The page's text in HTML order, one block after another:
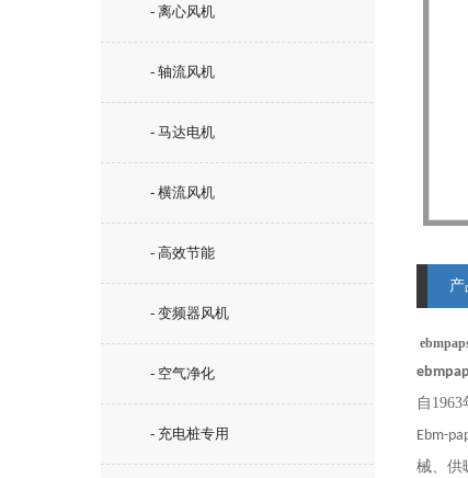
- 离心风机
- 轴流风机
- 马达电机
- 横流风机
- 高效节能
- 变频器风机
- 空气净化
- 充电桩专用
产
自
Ebm-
械、供